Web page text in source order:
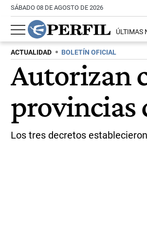
SÁBADO 08 DE AGOSTO DE 2026
ÚLTIMAS
ACTUALIDAD BOLETÍN OFICIAL
Autorizan
provincias
Los tres decretos